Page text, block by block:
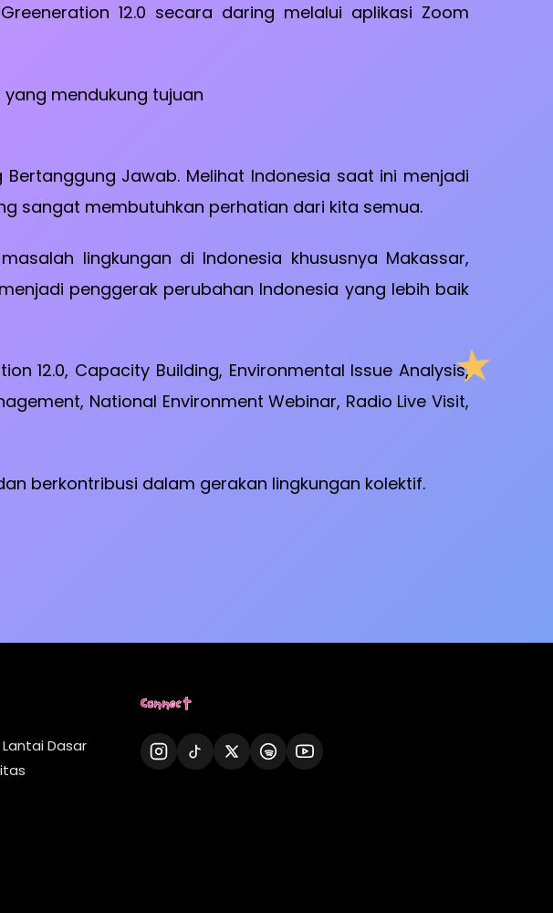
12.0 secara daring melalui aplikasi Zoom
yang mendukung tujuan
Bertanggung Jawab. Melihat Indonesia saat ini menjadi
sangat membutuhkan perhatian dari kita semua.
lingkungan di Indonesia khususnya Makassar,
penggerak perubahan Indonesia yang lebih baik
12.0, Capacity Building, Environmental Issue Analysis,
National Environment Webinar, Radio Live Visit,
berkontribusi dalam gerakan lingkungan kolektif.
Dasar
Connect